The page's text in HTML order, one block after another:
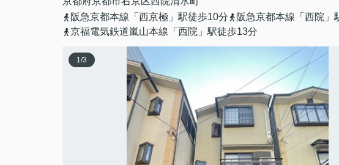
阪急京都本線「西京極」駅徒歩10分
阪急京都本線「西院」
京福電気鉄道嵐山本線「西院」駅徒歩13分
1/3